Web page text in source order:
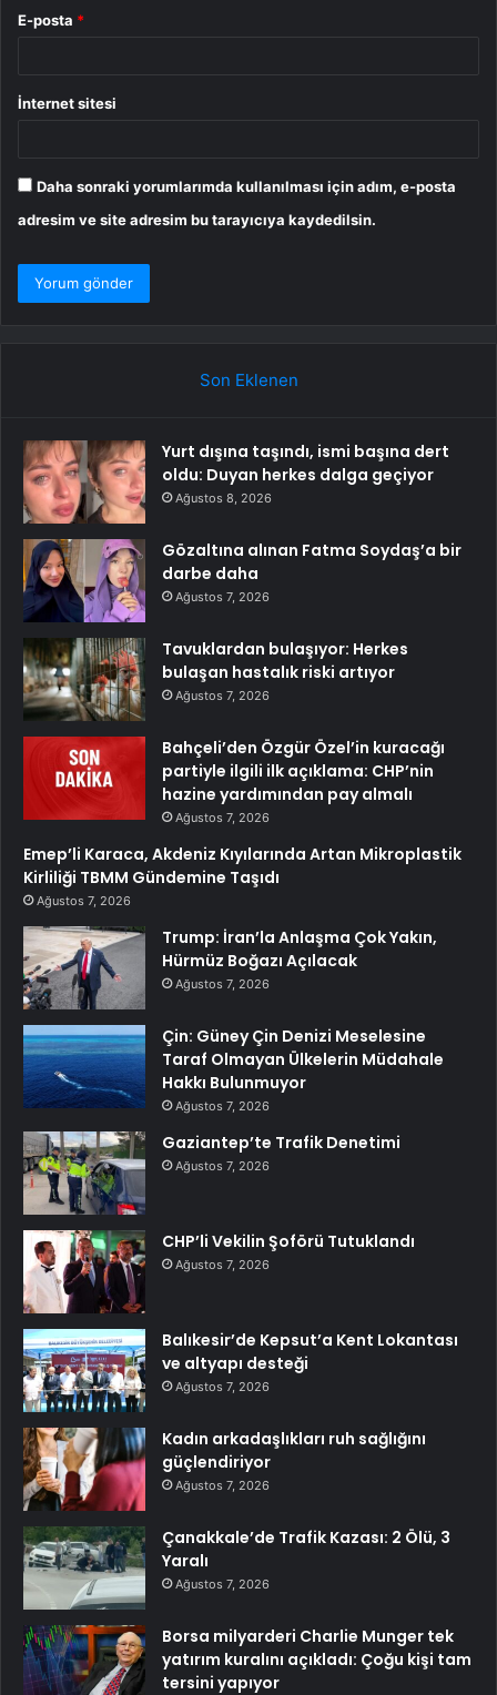
E-posta *
İnternet sitesi
Daha sonraki yorumlarımda kullanılması için adım, e-posta
adresim ve site adresim bu tarayıcıya kaydedilsin.
Son Eklenen
Yurt dışına taşındı, ismi başına dert
oldu: Duyan herkes dalga geçiyor
Ağustos 8, 2026
Gözaltına alınan Fatma Soydaş’a bir
darbe daha
Ağustos 7, 2026
Tavuklardan bulaşıyor: Herkes
bulaşan hastalık riski artıyor
Ağustos 7, 2026
Bahçeli’den Özgür Özel’in kuracağı
partiyle ilgili ilk açıklama: CHP’nin
hazine yardımından pay almalı
Ağustos 7, 2026
Emep’li Karaca, Akdeniz Kıyılarında Artan Mikroplastik
Kirliliği TBMM Gündemine Taşıdı
Ağustos 7, 2026
Trump: İran’la Anlaşma Çok Yakın,
Hürmüz Boğazı Açılacak
Ağustos 7, 2026
Çin: Güney Çin Denizi Meselesine
Taraf Olmayan Ülkelerin Müdahale
Hakkı Bulunmuyor
Ağustos 7, 2026
Gaziantep’te Trafik Denetimi
Ağustos 7, 2026
CHP’li Vekilin Şoförü Tutuklandı
Ağustos 7, 2026
Balıkesir’de Kepsut’a Kent Lokantası
ve altyapı desteği
Ağustos 7, 2026
Kadın arkadaşlıkları ruh sağlığını
güçlendiriyor
Ağustos 7, 2026
Çanakkale’de Trafik Kazası: 2 Ölü, 3
Yaralı
Ağustos 7, 2026
Borsa milyarderi Charlie Munger tek
yatırım kuralını açıkladı: Çoğu kişi tam
tersini yapıyor